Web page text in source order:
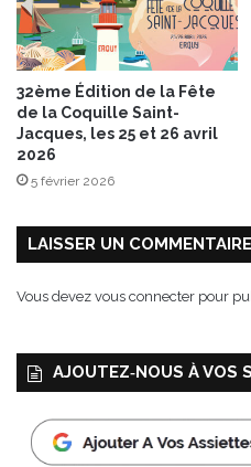
n
32ème Édition de la Fête
de la Coquille Saint-
Jacques, les 25 et 26 avril
2026
5 février 2026
LAISSER UN COMMENTAIRE
Vous devez vous connecter pour
AJOUTEZ‑NOUS À VOS